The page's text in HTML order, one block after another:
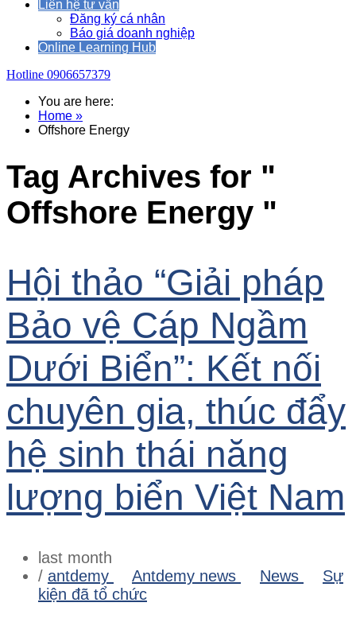
Liên hệ tư vấn
Đăng ký cá nhân
Báo giá doanh nghiệp
Online Learning Hub
Hotline 0906657379
You are here:
Home »
Offshore Energy
Tag Archives for "
Offshore Energy "
Hội thảo “Giải pháp
Bảo vệ Cáp Ngầm
Dưới Biển”: Kết nối
chuyên gia, thúc đẩy
hệ sinh thái năng
lượng biển Việt Nam
last month
/ antdemy Antdemy news News
Sự
kiện đã tổ chức